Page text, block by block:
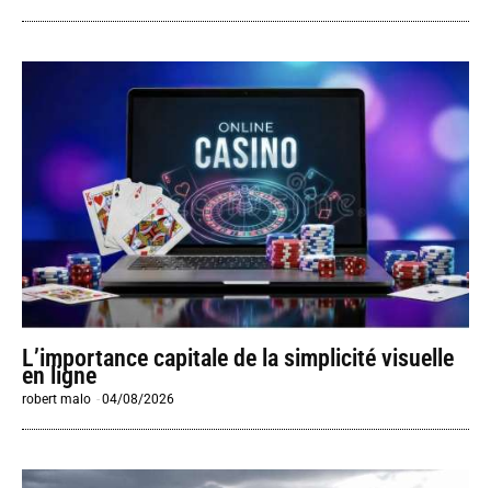
L’importance capitale de la simplicité visuelle
en ligne
robert malo -04/08/2026